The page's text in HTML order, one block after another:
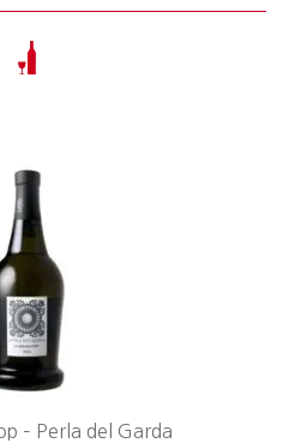
– Perla del Garda